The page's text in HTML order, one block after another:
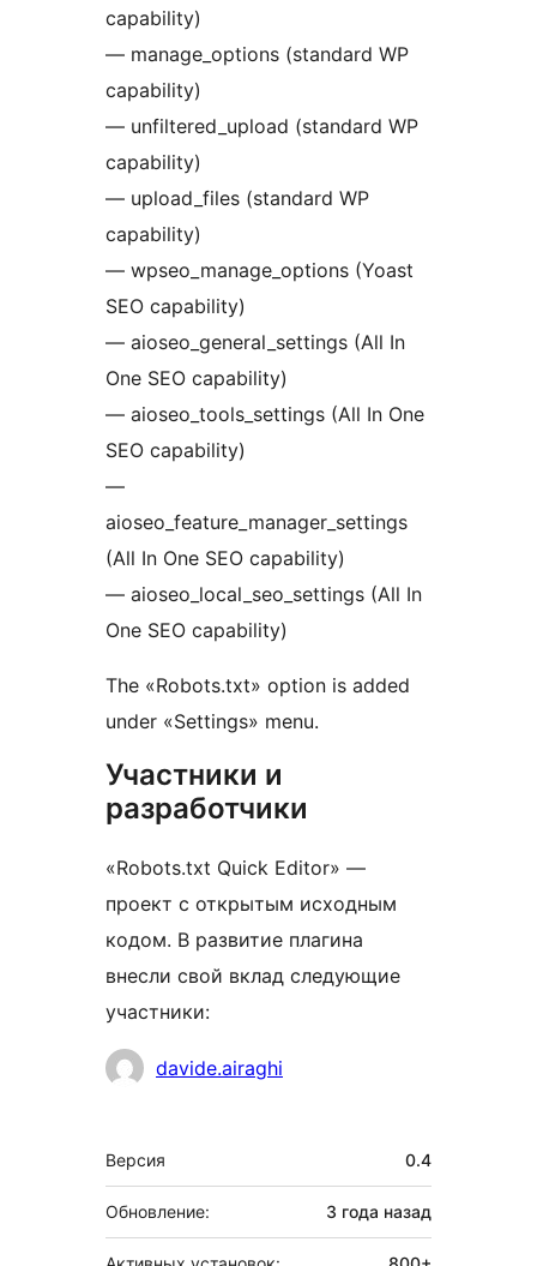
capability)
— manage_options (standard WP
capability)
— unfiltered_upload (standard WP
capability)
— upload_files (standard WP
capability)
— wpseo_manage_options (Yoast
SEO capability)
— aioseo_general_settings (All In
One SEO capability)
— aioseo_tools_settings (All In One
SEO capability)
—
aioseo_feature_manager_settings
(All In One SEO capability)
— aioseo_local_seo_settings (All In
One SEO capability)
The «Robots.txt» option is added
under «Settings» menu.
Участники и
разработчики
«Robots.txt Quick Editor» —
проект с открытым исходным
кодом. В развитие плагина
внесли свой вклад следующие
участники:
Участникиdavide.airaghi
Мета
Версия 0.4
Обновление: 3 года назад